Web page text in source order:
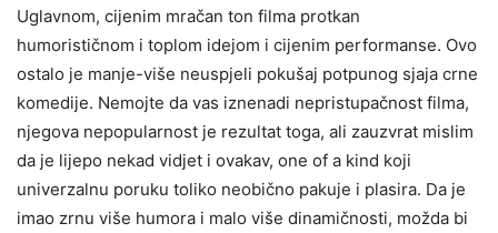
Uglavnom, cijenim mračan ton filma protkan
humorističnom i toplom idejom i cijenim performanse. Ovo
ostalo je manje-više neuspjeli pokušaj potpunog sjaja crne
komedije. Nemojte da vas iznenadi nepristupačnost filma,
njegova nepopularnost je rezultat toga, ali zauzvrat mislim
da je lijepo nekad vidjet i ovakav, one of a kind koji
univerzalnu poruku toliko neobično pakuje i plasira. Da je
imao zrnu više humora i malo više dinamičnosti, možda bi